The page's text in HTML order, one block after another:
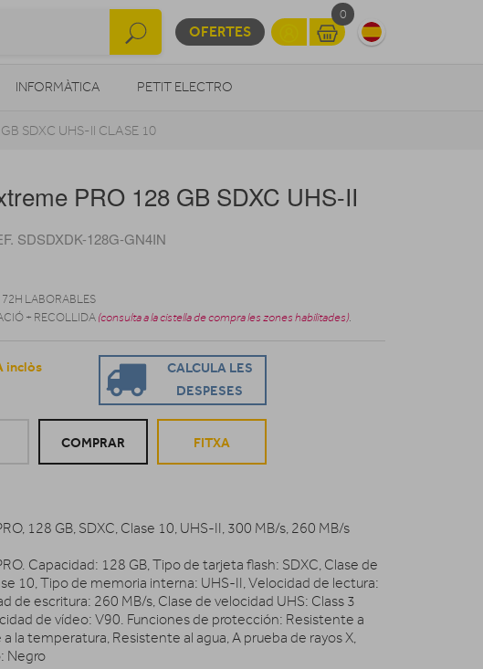
OFERTES
0
INFORMÀTICA PETIT ELECTRO
OTROS
SDXC UHS-II CLASE 10
PRO 128 GB SDXC UHS-II
SDSDXDK-128G-GN4IN
LABORABLES
+ RECOLLIDA (consulta a la cistella de compra les zones habilitades).
inclòs
CALCULA LES
DESPESES
COMPRAR FITXA
128 GB, SDXC, Clase 10, UHS-II, 300 MB/s, 260 MB/s
Capacidad: 128 GB, Tipo de tarjeta flash: SDXC, Clase de
10, Tipo de memoria interna: UHS-II, Velocidad de lectura:
de escritura: 260 MB/s, Clase de velocidad UHS: Class 3
de vídeo: V90. Funciones de protección: Resistente a
la temperatura, Resistente al agua, A prueba de rayos X,
Negro